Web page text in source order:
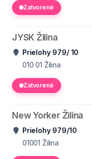
Zatvorené
JYSK Žilina
Prielohy 979/ 10
010 01 Žilina
Zatvorené
New Yorker Žilina
Prielohy 979/10
01001 Žilina